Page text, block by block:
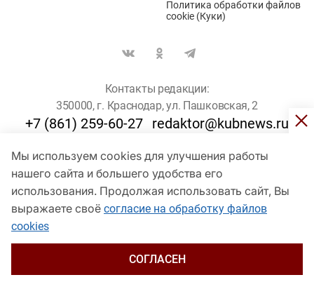
Мы используем cookies для улучшения работы
нашего сайта и большего удобства его
использования. Продолжая использовать сайт, Вы
выражаете своё согласие на обработку файлов
cookies
СОГЛАСЕН
Политика обработки файлов
cookie (Куки)
Контакты редакции:
350000, г. Краснодар, ул. Пашковская, 2
+7 (861) 259-60-27 redaktor@kubnews.ru
Для пользователей старше 16 лет
© Кубанские Новости, 2017
Сетевое издание «kubnews» зарегистрировано Федеральной
службой по надзору в сфере связи, информационных технологий
и массовых коммуникаций (Роскомнадзор). Регистрационный
Пашковская, 2). Главный редактор – Филиппов О. Ю.